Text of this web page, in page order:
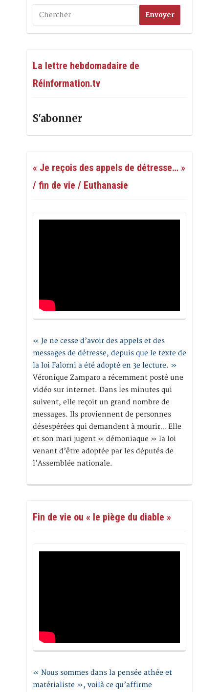
La lettre hebdomadaire de
Réinformation.tv
S'abonner
« Je reçois des appels de détresse… »
/ fin de vie / Euthanasie
« Je ne cesse d’avoir des appels et des
messages de détresse, depuis que le texte de
la loi Falorni a été adopté en 3e lecture. »
Véronique Zamparo a récemment posté une
vidéo sur internet. Dans les minutes qui
suivent, elle reçoit un grand nombre de
messages. Ils proviennent de personnes
désespérées qui demandent à mourir… Elle
et son mari jugent « démoniaque » la loi
venant d’être adoptée par les députés de
l’Assemblée nationale.
Fin de vie ou « le piège du diable »
« Nous sommes dans la pensée athée et
matérialiste », voilà ce qu’affirme